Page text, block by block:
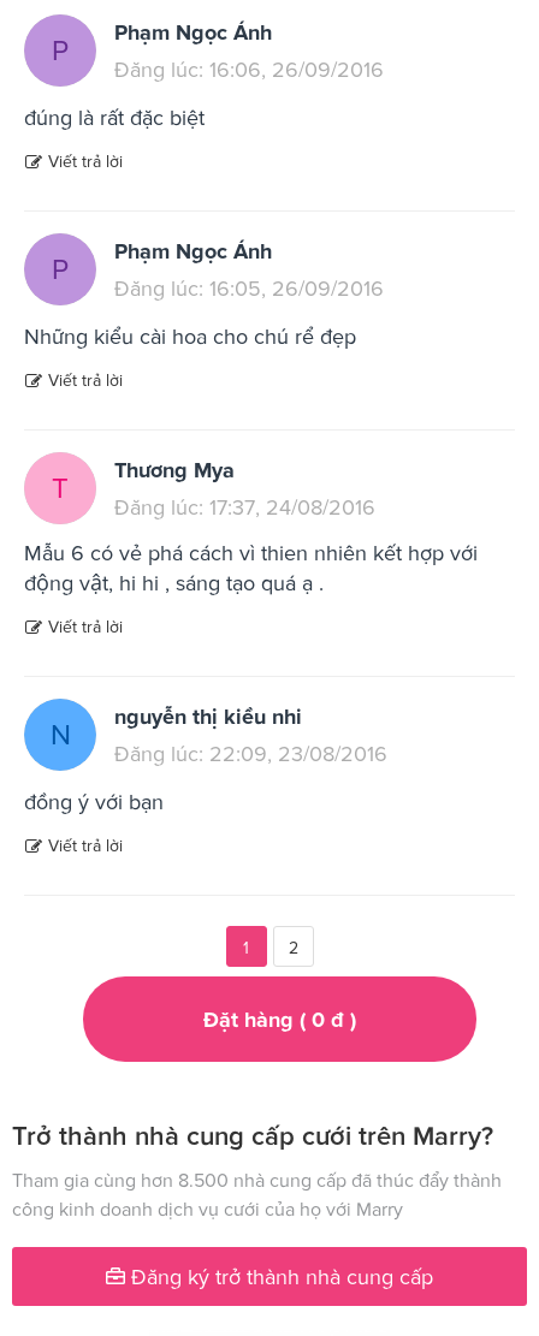
P
Phạm Ngọc Ánh
Đăng lúc: 16:06, 26/09/2016
đúng là rất đặc biệt
Viết trả lời
P
Phạm Ngọc Ánh
Đăng lúc: 16:05, 26/09/2016
Những kiểu cài hoa cho chú rể đẹp
Viết trả lời
T
Thương Mya
Đăng lúc: 17:37, 24/08/2016
Mẫu 6 có vẻ phá cách vì thien nhiên kết hợp với
động vật, hi hi , sáng tạo quá ạ .
Viết trả lời
N
nguyễn thị kiều nhi
Đăng lúc: 22:09, 23/08/2016
đồng ý với bạn
Viết trả lời
1 2
Đặt hàng ( 0đ )
Trở thành nhà cung cấp cưới trên Marry?
Tham gia cùng hơn 8.500 nhà cung cấp đã thúc đẩy thành
công kinh doanh dịch vụ cưới của họ với Marry
Đăng ký trở thành nhà cung cấp